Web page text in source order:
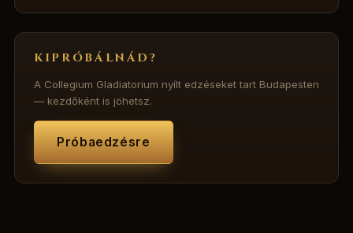
KIPRÓBÁLNÁD?
A Collegium Gladiatorium nyílt edzéseket tart Budapesten
— kezdőként is jöhetsz.
Próbaedzésre